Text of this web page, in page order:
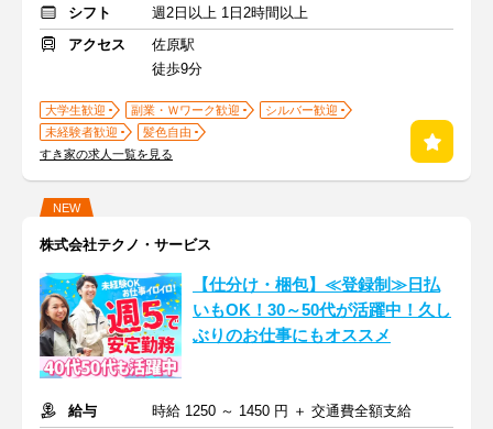
シフト
週2日以上 1日2時間以上
アクセス
佐原駅
徒歩9分
大学生歓迎 副業・Ｗワーク歓迎
シルバー歓迎
未経験者歓迎
髪色自由
すき家の求人一覧を見る
NEW
株式会社テクノ・サービス
【仕分け・梱包】≪登録制≫日払
いもOK！30～50代が活躍中！久し
ぶりのお仕事にもオススメ
給与
時給 1250 ～ 1450 円 ＋ 交通費全額支給